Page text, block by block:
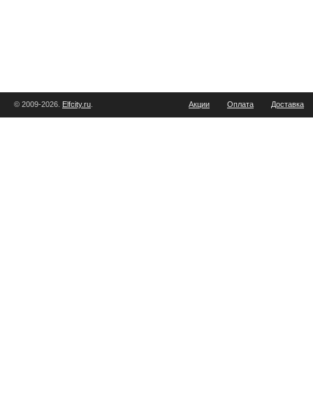
© 2009-2026. Elfcity.ru Акции Оплата Доставка